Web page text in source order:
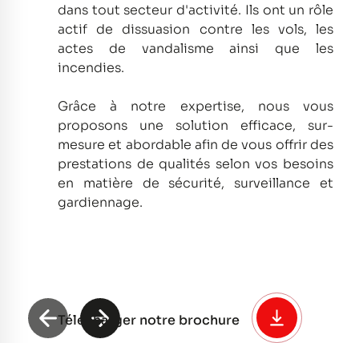
dans tout secteur d'activité. Ils ont un rôle
actif de dissuasion contre les vols, les
actes de vandalisme ainsi que les
incendies.
Grâce à notre expertise, nous vous
proposons une solution efficace, sur-
mesure et abordable afin de vous offrir des
prestations de qualités selon vos besoins
en matière de sécurité, surveillance et
gardiennage.
Télécharger notre brochure